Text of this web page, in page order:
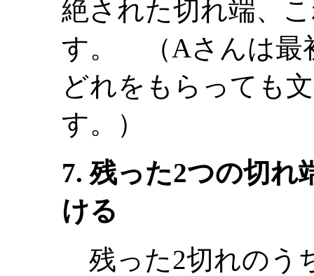
絶された切れ端、
す。 （Aさんは最
どれをもらっても
す。）
7. 残った2つの切れ
ける
残った2切れのう